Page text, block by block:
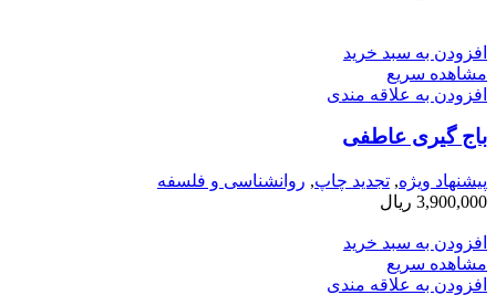
افزودن به سبد خرید
مشاهده سریع
افزودن به علاقه مندی
باج گیری عاطفی
پیشنهاد ویژه, تجدید چاپ, روانشناسی و فلسفه
3,900,000 ریال
افزودن به سبد خرید
مشاهده سریع
افزودن به علاقه مندی